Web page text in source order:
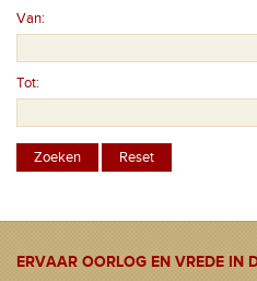
Van:
Tot:
ERVAAR OORLOG EN VREDE IN